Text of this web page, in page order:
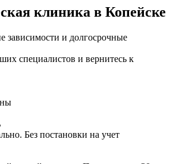
клиника в Копейске
зависимости и долгосрочные
специалистов и вернитесь к
Без постановки на учет